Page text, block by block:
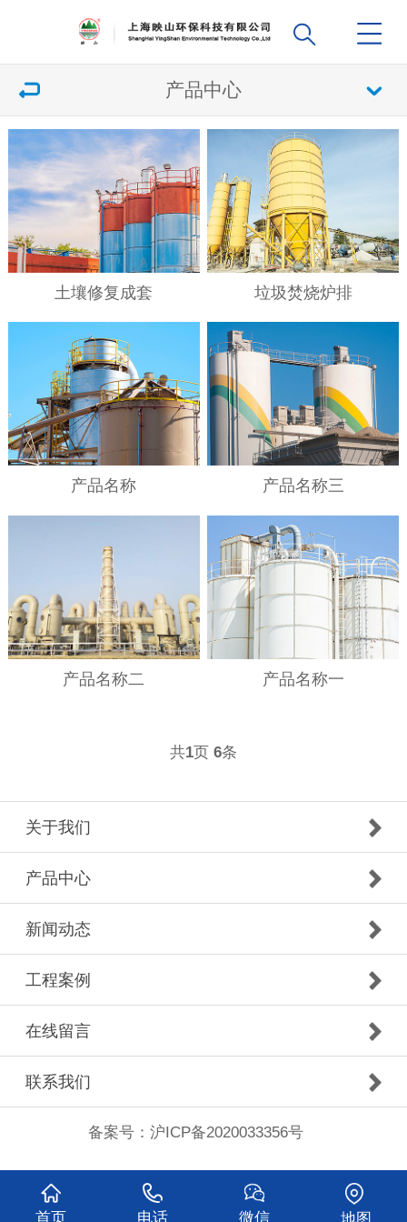
产品中心
土壤修复成套 垃圾焚烧炉排
产品名称 产品名称三
产品名称二 产品名称一
共1页 6条
关于我们
产品中心
新闻动态
工程案例
在线留言
联系我们
备案号： 沪ICP备2020033356号
首页 电话 微信